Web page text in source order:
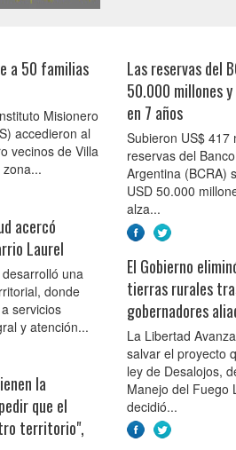
a 50 familias
Misionero
accedieron al
vecinos de Villa
acercó
Laurel
una
donde
servicios
y atención...
la
que el
territorio",
Las reservas del
50.000 millones
en 7 años
Subieron US$ 417
reservas del
Argentina (BCRA)
USD 50.000
alza...
El Gobierno
tierras rurales
gobernadores
La Libertad
salvar el proyecto
ley de Desalojos,
Manejo del Fuego
decidió...